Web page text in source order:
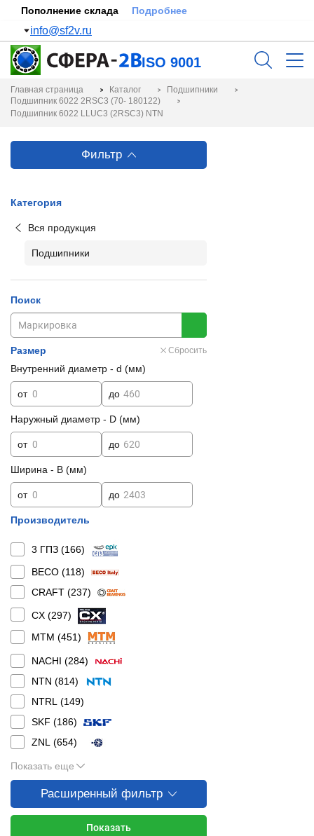
Пополнение склада Подробнее
info@sf2v.ru
ISO 9001
Главная страница Каталог
Подшипники
Подшипник 6022 2RSC3 (70- 180122)
Подшипник 6022 LLUC3 (2RSC3) NTN
Фильтр
Категория
Вся продукция
Подшипники
Поиск
Размер Сбросить
Внутренний диаметр - d (мм)
от до
Наружный диаметр - D (мм)
от до
Ширина - B (мм)
от до
Производитель
3 ГПЗ (166)
BECO (118)
CRAFT (237)
CX (297)
MTM (451)
NACHI (284)
NTN (814)
NTRL (149)
SKF (186)
ZNL (654)
Показать еще
Расширенный фильтр